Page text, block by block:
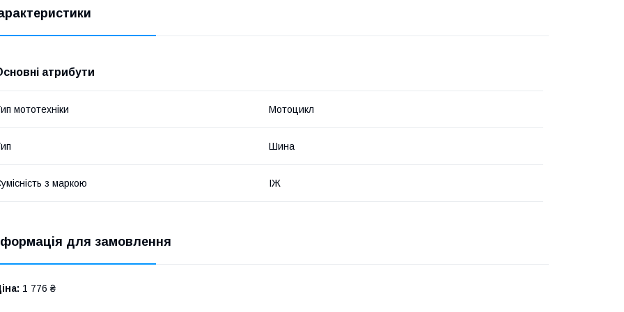
атрибути
мототехніки Мотоцикл
Шина
з маркою ІЖ
для замовлення
1 776 ₴